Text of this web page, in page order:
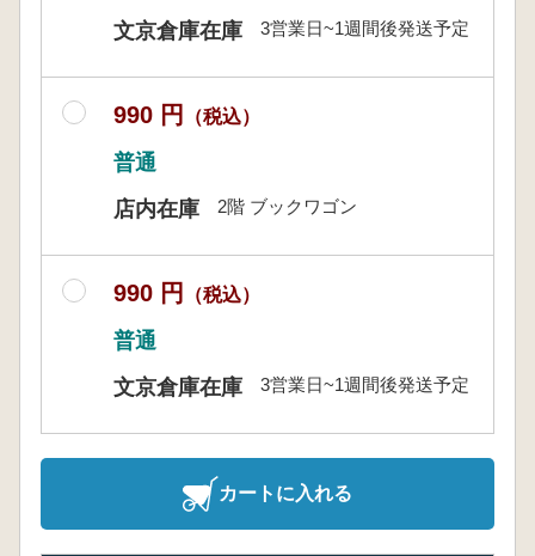
文京倉庫在庫 3営業日~1週間後発送予定
990 円 （税込）
普通
店内在庫
2階 ブックワゴン
990 円 （税込）
普通
文京倉庫在庫
3営業日~1週間後発送予定
カートに入れる